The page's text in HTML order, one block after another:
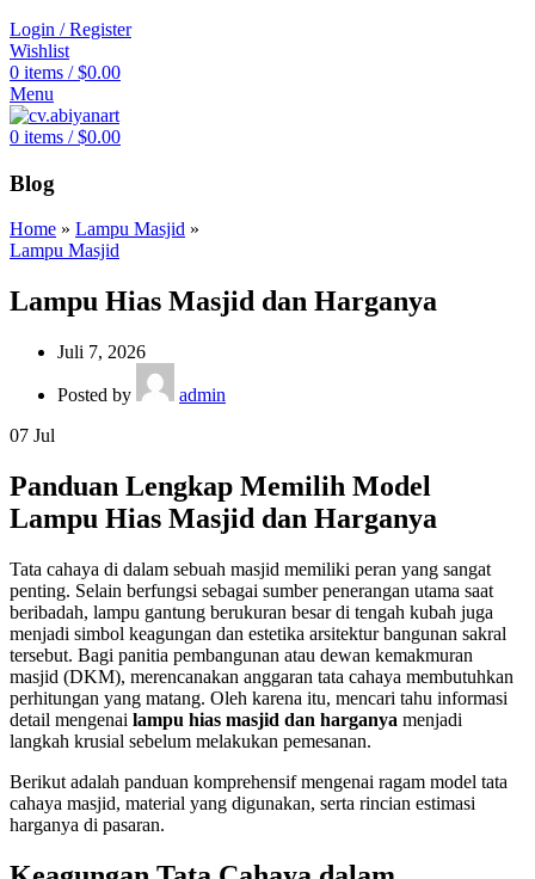
Login / Register
Wishlist
0 items / $0.00
Menu
0 items / $0.00
Blog
Home » Lampu Masjid »
Lampu Masjid
Lampu Hias Masjid dan Harganya
Juli 7, 2026
Posted by
admin
07 Jul
Panduan Lengkap Memilih Model
Lampu Hias Masjid dan Harganya
Tata cahaya di dalam sebuah masjid memiliki peran yang sangat
penting. Selain berfungsi sebagai sumber penerangan utama saat
beribadah, lampu gantung berukuran besar di tengah kubah juga
menjadi simbol keagungan dan estetika arsitektur bangunan sakral
tersebut. Bagi panitia pembangunan atau dewan kemakmuran
masjid (DKM), merencanakan anggaran tata cahaya membutuhkan
perhitungan yang matang. Oleh karena itu, mencari tahu informasi
detail mengenai lampu hias masjid dan harganya menjadi
langkah krusial sebelum melakukan pemesanan.
Berikut adalah panduan komprehensif mengenai ragam model tata
cahaya masjid, material yang digunakan, serta rincian estimasi
harganya di pasaran.